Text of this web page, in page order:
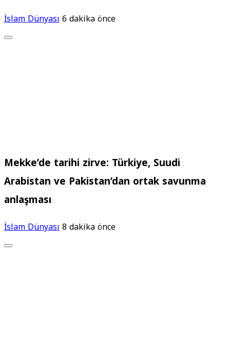
İslam Dünyası6 dakika önce
Mekke’de tarihi zirve: Türkiye, Suudi
Arabistan ve Pakistan’dan ortak savunma
anlaşması
İslam Dünyası8 dakika önce